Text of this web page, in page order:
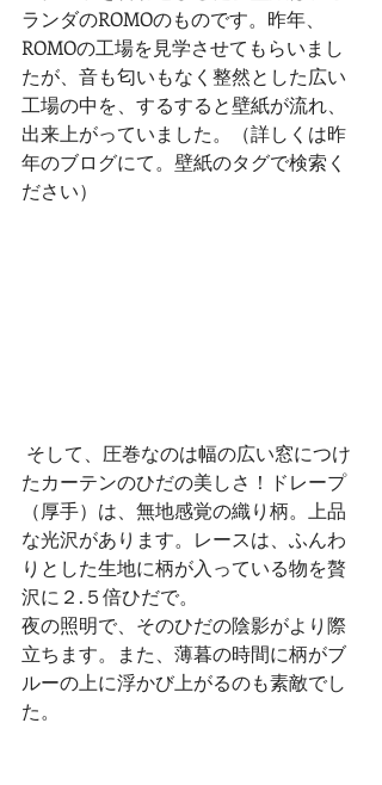
ランダのROMOのものです。昨年、
ROMOの工場を見学させてもらいまし
たが、音も匂いもなく整然とした広い
工場の中を、するすると壁紙が流れ、
出来上がっていました。（詳しくは昨
年のブログにて。壁紙のタグで検索く
ださい）
たカーテンのひだの美しさ！ドレープ
（厚手）は、無地感覚の織り柄。上品
な光沢があります。レースは、ふんわ
りとした生地に柄が入っている物を贅
沢に２.５倍ひだで。
夜の照明で、そのひだの陰影がより際
立ちます。また、薄暮の時間に柄がブ
ルーの上に浮かび上がるのも素敵でし
た。